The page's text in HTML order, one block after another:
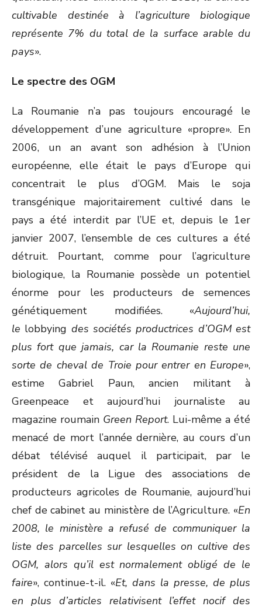
cultivable destinée à l’agriculture biologique
représente 7% du total de la surface arable du
pays».
Le spectre des OGM
La Roumanie n’a pas toujours encouragé le
développement d’une agriculture «propre». En
2006, un an avant son adhésion à l’Union
européenne, elle était le pays d’Europe qui
concentrait le plus d’OGM. Mais le soja
transgénique majoritairement cultivé dans le
pays a été interdit par l’UE et, depuis le 1er
janvier 2007, l’ensemble de ces cultures a été
détruit. Pourtant, comme pour l’agriculture
biologique, la Roumanie possède un potentiel
énorme pour les producteurs de semences
génétiquement modifiées. «Aujourd’hui,
le lobbying des sociétés productrices d’OGM est
plus fort que jamais, car la Roumanie reste une
sorte de cheval de Troie pour entrer en Europe»,
estime Gabriel Paun, ancien militant à
Greenpeace et aujourd’hui journaliste au
magazine roumain Green Report. Lui-même a été
menacé de mort l’année dernière, au cours d’un
débat télévisé auquel il participait, par le
président de la Ligue des associations de
producteurs agricoles de Roumanie, aujourd’hui
chef de cabinet au ministère de l’Agriculture. «En
2008, le ministère a refusé de communiquer la
liste des parcelles sur lesquelles on cultive des
OGM, alors qu’il est normalement obligé de le
faire», continue-t-il. «Et, dans la presse, de plus
en plus d’articles relativisent l’effet nocif des